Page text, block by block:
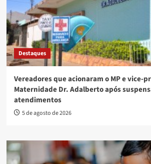
Destaques
Vereadores que acionaram o MP e vice-
Maternidade Dr. Adalberto após
atendimentos
5 de agosto de 2026